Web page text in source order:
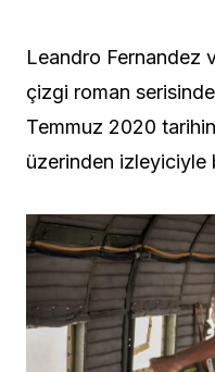
Leandro Fernandez
çizgi roman
Temmuz 2020
üzerinden izleyiciyle